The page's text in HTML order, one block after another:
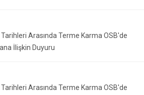
Arasında Terme Karma OSB'de
İlişkin Duyuru
Arasında Terme Karma OSB'de